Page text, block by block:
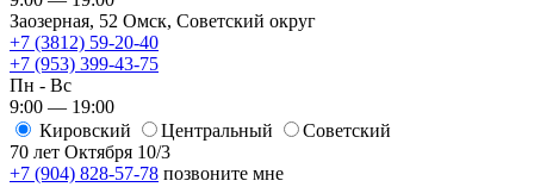
Заозерная, 52 Омск, ​Советский округ
+7 (3812) 59-20-40
+7 (953) 399-43-75
Пн - Вс
9:00 — 19:00
Кировский
​Центральный
​Советский
70 лет Октября 10/3
+7 (904) 828-57-78 позвоните мне